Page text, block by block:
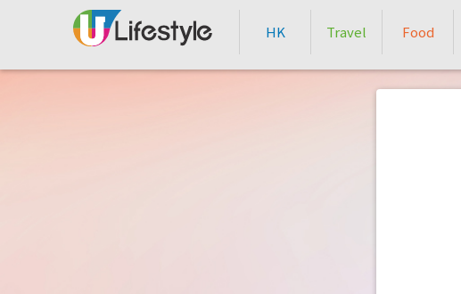
HK Travel Food